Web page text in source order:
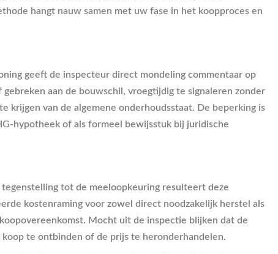
hangt nauw samen met uw fase in het koopproces en
geeft de inspecteur direct mondeling commentaar op
aan de bouwschil, vroegtijdig te signaleren zonder
van de algemene onderhoudsstaat. De beperking is
hypotheek of als formeel bewijsstuk bij juridische
tot de meeloopkeuring resulteert deze
kostenraming voor zowel direct noodzakelijk herstel als
Mocht uit de inspectie blijken dat de
te ontbinden of de prijs te heronderhandelen.